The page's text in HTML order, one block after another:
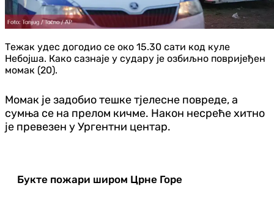
Тежак удес догодио се око 15.30 сати код куле
Небојша. Како сазнаје у судару је озбиљно повријеђен
момак (20).
Момак је задобио тешке тјелесне повреде, а
сумња се на прелом кичме. Након несреће хитно
је превезен у Ургентни центар.
Букте пожари широм Црне Горе